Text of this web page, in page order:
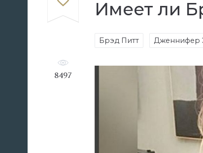
Имеет ли
Брэд Питт Дженнифер
8497